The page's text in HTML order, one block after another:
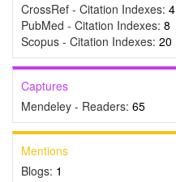
CrossRef - Citation Indexes: 4
PubMed - Citation Indexes: 8
Scopus - Citation Indexes: 20
Captures
Mendeley - Readers: 65
Mentions
Blogs: 1